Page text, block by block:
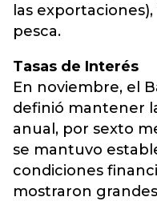
las
pesca.
Tasas de Interés
En noviembre, el
definió mantener
anual, por sexto
se mantuvo
condiciones
mostraron